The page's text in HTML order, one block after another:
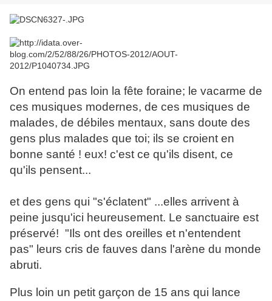
On entend pas loin la fête foraine; le vacarme de
ces musiques modernes, de ces musiques de
malades, de débiles mentaux, sans doute des
gens plus malades que toi; ils se croient en
bonne santé ! eux! c'est ce qu'ils disent, ce
qu'ils pensent...
et des gens qui "s'éclatent" ...elles arrivent à
peine jusqu'ici heureusement. Le sanctuaire est
préservé! "Ils ont des oreilles et n'entendent
pas" leurs cris de fauves dans l'arène du monde
abruti.
Plus loin un petit garçon de 15 ans qui lance